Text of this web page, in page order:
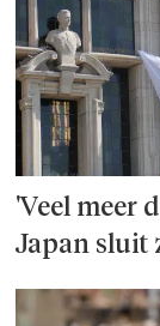
'Veel meer
Japan sluit